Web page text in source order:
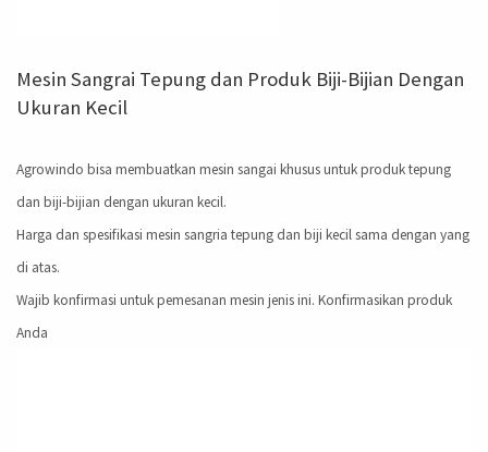
Mesin Sangrai Tepung dan Produk Biji-Bijian Dengan
Ukuran Kecil
Agrowindo bisa membuatkan mesin sangai khusus untuk produk tepung
dan biji-bijian dengan ukuran kecil.
Harga dan spesifikasi mesin sangria tepung dan biji kecil sama dengan yang
di atas.
Wajib konfirmasi untuk pemesanan mesin jenis ini. Konfirmasikan produk
Anda